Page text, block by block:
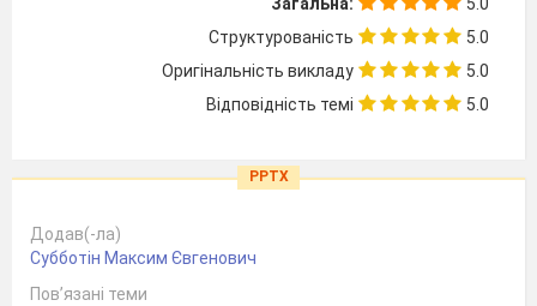
Структурованість
5.0
Оригінальність викладу
5.0
Відповідність темі
5.0
PPTX
Додав(-ла)
Субботін Максим Євгенович
Пов’язані теми